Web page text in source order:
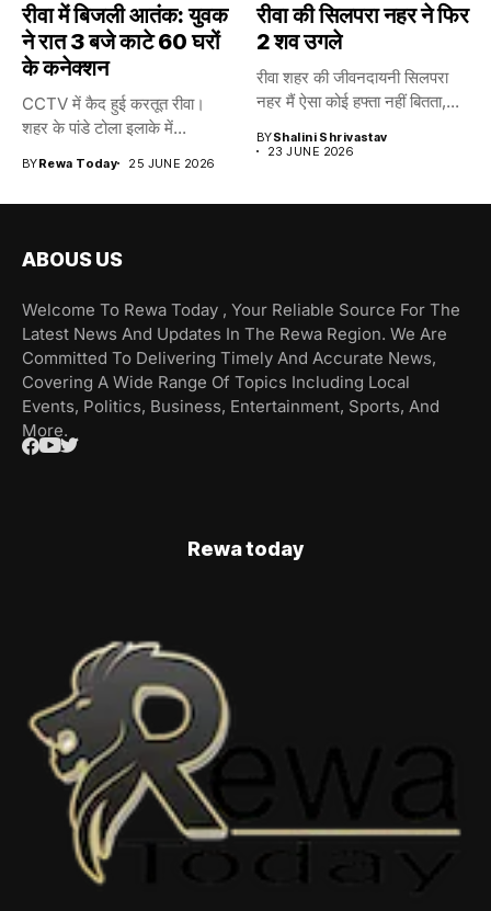
रीवा में बिजली आतंक: युवक
ने रात 3 बजे काटे 60 घरों
के कनेक्शन
CCTV में कैद हुई करतूत रीवा।
शहर के पांडे टोला इलाके में...
BYRewa Today 25 JUNE 2026
रीवा की सिलपरा नहर ने फिर
2 शव उगले
रीवा शहर की जीवनदायनी सिलपरा
नहर मैं ऐसा कोई हफ्ता नहीं बितता,...
BYShalini Shrivastav
23 JUNE 2026
ABOUS US
Welcome To Rewa Today , Your Reliable Source For The
Latest News And Updates In The Rewa Region. We Are
Committed To Delivering Timely And Accurate News,
Covering A Wide Range Of Topics Including Local
Events, Politics, Business, Entertainment, Sports, And
More.
Rewa today